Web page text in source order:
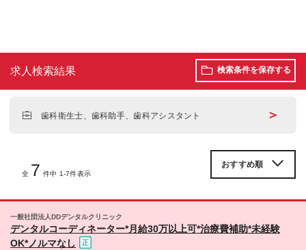
求人検索結果 検索条件を保存する
歯科衛生士、歯科助手、歯科アシスタント ＞
全 7 件中 1-7件表示
一般社団法人DDデンタルクリニック
デンタルコーディネーター*月給30万以上可*治療費補助*未経験
OK*ノルマなし